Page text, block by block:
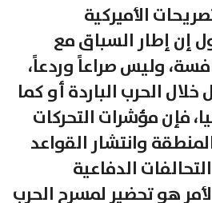
الأميركية
إن إطار السباق مع
وليس صراعاً وردعاً،
خلال الحرب الباردة أو كما
فإن مؤشرات التحركات
وانتشار القواعد
الدفاعية
هو تحضير لمسرح الحرب